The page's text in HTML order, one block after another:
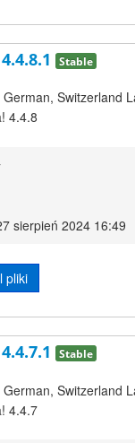
Stable
Switzerland
4.4.8
sierpień 2024 16:49
pliki
Stable
Switzerland
4.4.7